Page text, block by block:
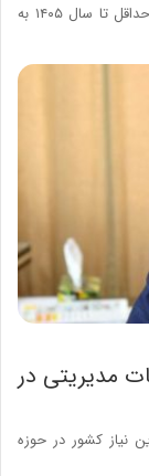
افزایش قیمت بنزین در سال جاری اجرا نخواهد شد و حداقل تا سال ۱۴۰۵ به
مدیریتی در
نیاز کشور در حوزه